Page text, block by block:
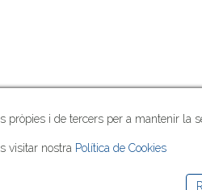
pròpies i de tercers per a mantenir
visitar nostra Política de Cookies